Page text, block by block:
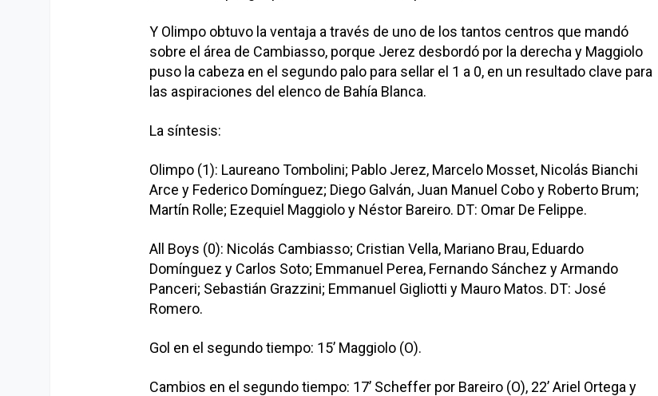
Y Olimpo obtuvo la ventaja a través de uno de los tantos centros que mandó
sobre el área de Cambiasso, porque Jerez desbordó por la derecha y Maggiolo
puso la cabeza en el segundo palo para sellar el 1 a 0, en un resultado clave para
las aspiraciones del elenco de Bahía Blanca.
La síntesis:
Olimpo (1): Laureano Tombolini; Pablo Jerez, Marcelo Mosset, Nicolás Bianchi
Arce y Federico Domínguez; Diego Galván, Juan Manuel Cobo y Roberto Brum;
Martín Rolle; Ezequiel Maggiolo y Néstor Bareiro. DT: Omar De Felippe.
All Boys (0): Nicolás Cambiasso; Cristian Vella, Mariano Brau, Eduardo
Domínguez y Carlos Soto; Emmanuel Perea, Fernando Sánchez y Armando
Panceri; Sebastián Grazzini; Emmanuel Gigliotti y Mauro Matos. DT: José
Romero.
Gol en el segundo tiempo: 15’ Maggiolo (O).
Cambios en el segundo tiempo: 17’ Scheffer por Bareiro (O), 22’ Ariel Ortega y